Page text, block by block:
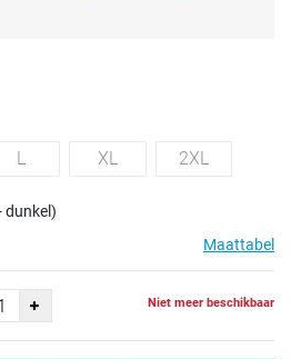
L XL 2XL
dunkel)
Maattabel
Niet meer beschikbaar